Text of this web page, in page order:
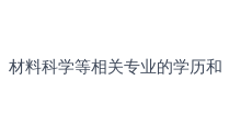
料科学等相关专业的学历和